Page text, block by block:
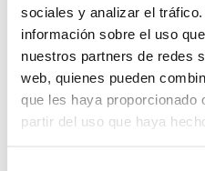
sociales y analizar el
información sobre el uso
nuestros partners de redes
web, quienes pueden
que les haya proporcionado
partir del uso que haya
de Tecnificación que se
Competiciones FEB y
División.
Fruto de la intensa
entre el CTA y la
(FEB), esta actividad